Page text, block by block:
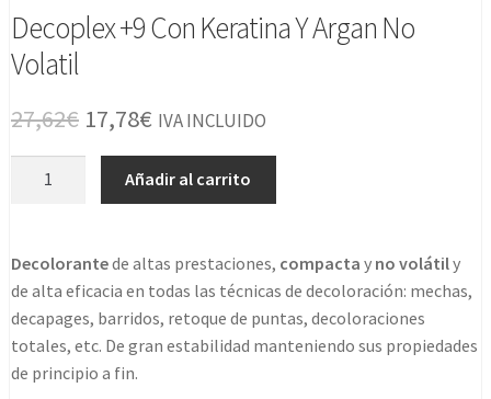
Decoplex +9 Con Keratina Y Argan No
Volatil
27,62€ El
precio
original
27,62€.
17,78€ El
precio
actual
17,78€.
IVA INCLUIDO
Y
Argan
No
Volatil
cantidad
Añadir al carrito
Decolorantede altas prestaciones, compacta y no volátily
de alta eficacia en todas las técnicas de decoloración: mechas,
decapages, barridos, retoque de puntas, decoloraciones
totales, etc. De gran estabilidad manteniendo sus propiedades
de principio a fin.